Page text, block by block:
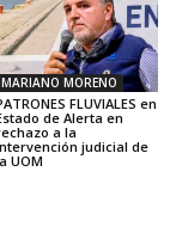
MARIANO MORENO
FLUVIALES en
de Alerta en
a la
judicial de
UOM